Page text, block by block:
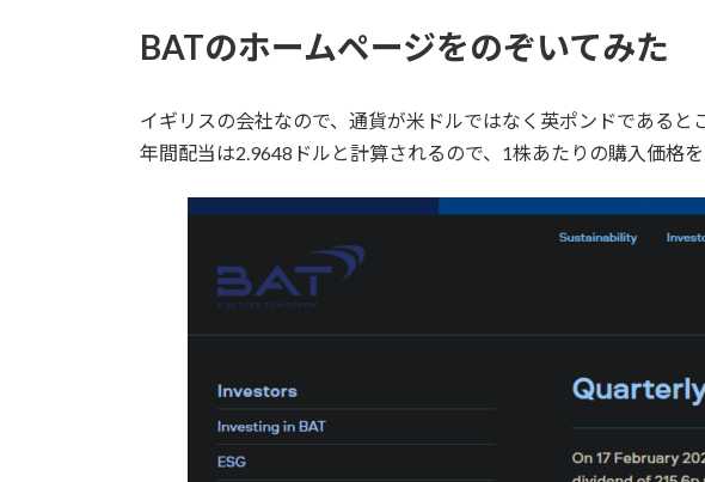
BATのホームページをのぞいてみた
イギリスの会社なので、通貨が米ドルではなく英ポンドである
年間配当は2.9648ドルと計算されるので、1株あたりの購入価格